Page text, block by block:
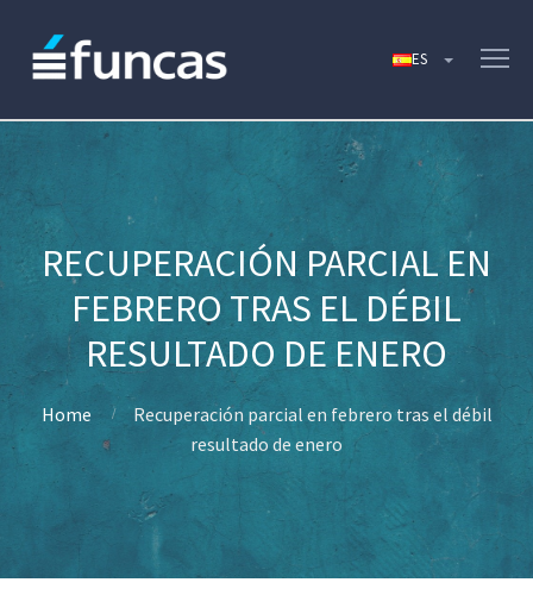
RECUPERACIÓN PARCIAL EN
FEBRERO TRAS EL DÉBIL
RESULTADO DE ENERO
Home
Recuperación parcial en febrero tras el débil
resultado de enero